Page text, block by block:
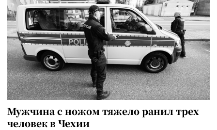
Мужчина с ножом тяжело ранил трех
человек в Чехии